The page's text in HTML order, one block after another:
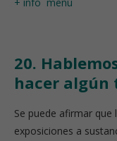
20.
hacer algún
Se puede afirmar
exposiciones a